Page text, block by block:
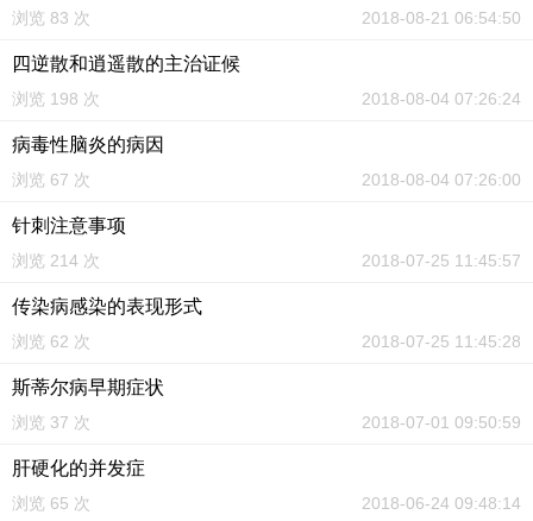
浏览 83 次 2018-08-21 06:54:50
四逆散和逍遥散的主治证候
浏览 198 次 2018-08-04 07:26:24
病毒性脑炎的病因
浏览 67 次 2018-08-04 07:26:00
针刺注意事项
浏览 214 次 2018-07-25 11:45:57
传染病感染的表现形式
浏览 62 次 2018-07-25 11:45:28
斯蒂尔病早期症状
浏览 37 次 2018-07-01 09:50:59
肝硬化的并发症
浏览 65 次 2018-06-24 09:48:14